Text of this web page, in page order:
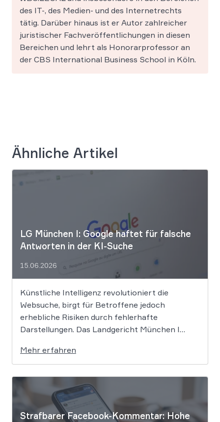
des IT-, des Medien- und des Internetrechts
tätig. Darüber hinaus ist er Autor zahlreicher
juristischer Fachveröffentlichungen in diesen
Bereichen und lehrt als Honorarprofessor an
der CBS International Business School in Köln.
Ähnliche Artikel
LG München I: Google haftet für falsche
Antworten in der KI-Suche
15.06.2026
Künstliche Intelligenz revolutioniert die
Websuche, birgt für Betroffene jedoch
erhebliche Risiken durch fehlerhafte
Darstellungen. Das Landgericht München I
rechtliche Grenzen. Werden durch die
automatisierten KI-Zusammenfassungen
falsche Tatsachen verbreitet, greift die
unmittelbare Haftung des
Suchmaschinenbetreibers. Das Landgericht
München I (LG München I) hat in […]
Mehr erfahren
Strafbarer Facebook-Kommentar: Hohe